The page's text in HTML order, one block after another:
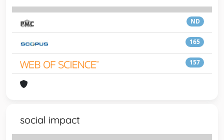
ND
165
157
social impact